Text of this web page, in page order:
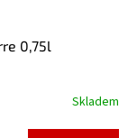
0,75l
Skladem